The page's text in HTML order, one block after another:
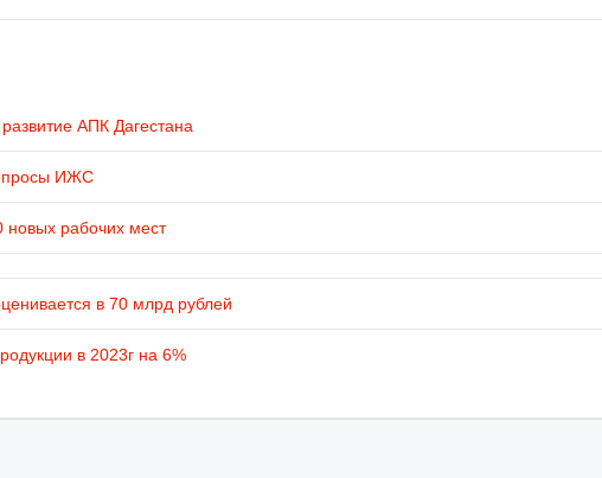
АПК Дагестана
ИЖС
новых рабочих мест
в 70 млрд рублей
в 2023г на 6%